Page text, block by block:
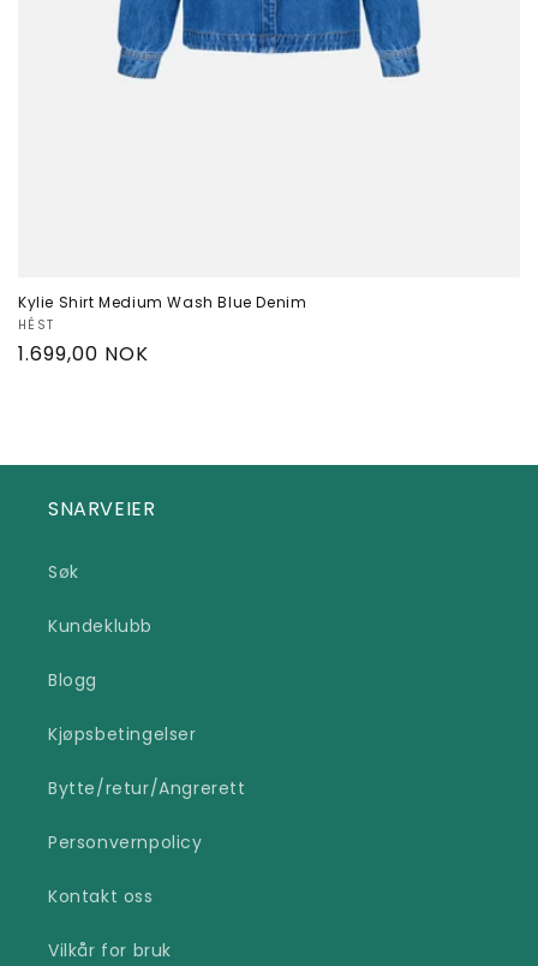
Kylie Shirt Medium Wash Blue Denim
Selger:
HÉST
Vanlig
1.699,00 NOK
SNARVEIER
Søk
Kundeklubb
Blogg
Kjøpsbetingelser
Bytte/retur/Angrerett
Personvernpolicy
Kontakt oss
Vilkår for bruk